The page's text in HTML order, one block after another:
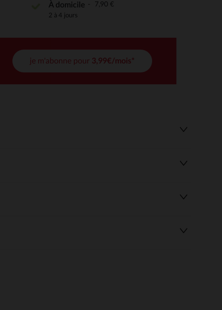
de confidentialité, en garantissant la conformité avec
À domicile 7,90 €
2 à 4 jours
je m'abonne pour 3,99€/mois*